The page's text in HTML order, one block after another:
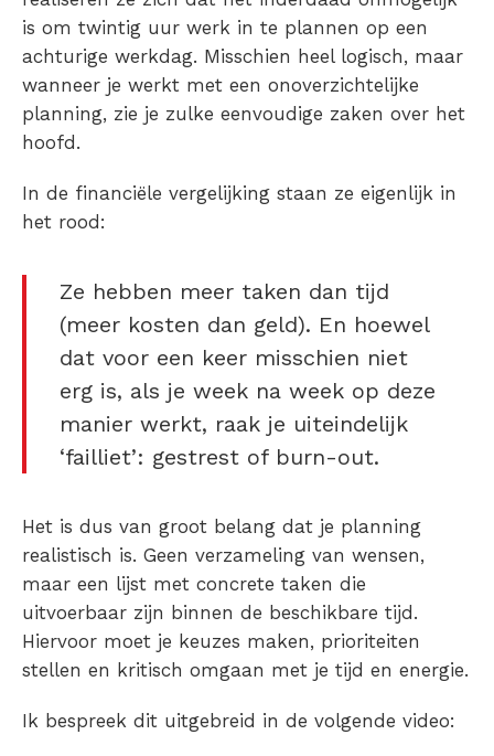
is om twintig uur werk in te plannen op een
achturige werkdag. Misschien heel logisch, maar
wanneer je werkt met een onoverzichtelijke
planning, zie je zulke eenvoudige zaken over het
hoofd.
In de financiële vergelijking staan ze eigenlijk in
het rood:
Ze hebben meer taken dan tijd
(meer kosten dan geld). En hoewel
dat voor een keer misschien niet
erg is, als je week na week op deze
manier werkt, raak je uiteindelijk
‘failliet’: gestrest of burn-out.
Het is dus van groot belang dat je planning
realistisch is. Geen verzameling van wensen,
maar een lijst met concrete taken die
uitvoerbaar zijn binnen de beschikbare tijd.
Hiervoor moet je keuzes maken, prioriteiten
stellen en kritisch omgaan met je tijd en energie.
Ik bespreek dit uitgebreid in de volgende video: